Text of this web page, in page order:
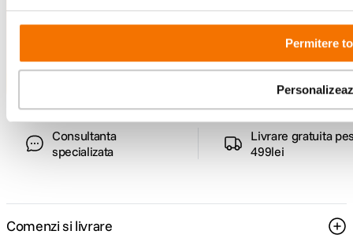
Permitere
Alatura-te comunitatii creatorilor
ghiduri foto-video si oferte pregatite special
pentru tine.
Consultanta
specializata
Livrare gratuita
499lei
Comenzi si livrare